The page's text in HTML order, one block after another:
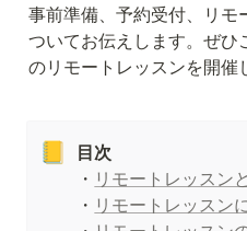
事前準備、予約受付、リモ
ついてお伝えします。ぜひ
のリモートレッスンを開催
📒
目次
・ リモートレッスン
・ リモートレッスン